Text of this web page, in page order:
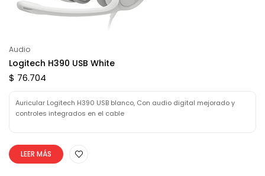
Audio
Logitech H390 USB White
$ 76.704
Auricular Logitech H390 USB blanco, Con audio digital mejorado y
controles integrados en el cable
LEER MÁS